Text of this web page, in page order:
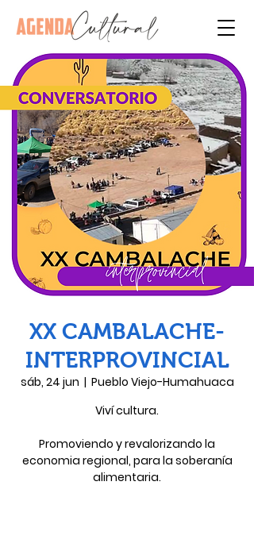
XX CAMBALACHE-
INTERPROVINCIAL
sáb, 24 jun
  |
Pueblo Viejo-Humahuaca
Viví cultura.
Promoviendo y revalorizando la
economia regional, para la soberanía
alimentaria.